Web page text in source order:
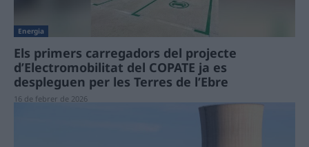
Energia
Els primers carregadors del projecte
d’Electromobilitat del COPATE ja es
despleguen per les Terres de l’Ebre
16 de febrer de 2026